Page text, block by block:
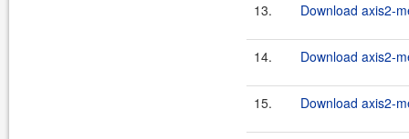
13. Download axis2-
14. Download axis2-
15. Download axis2-